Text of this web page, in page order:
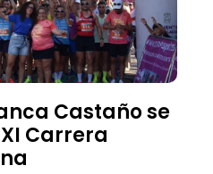
Castaño se
Carrera